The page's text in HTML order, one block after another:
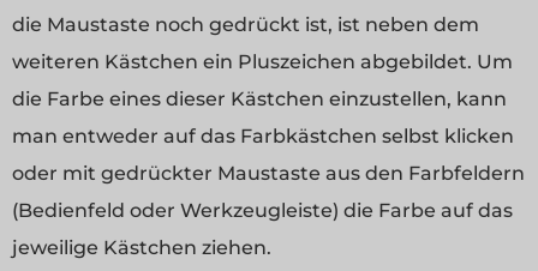
die Maustaste noch gedrückt ist, ist neben dem
weiteren Kästchen ein Pluszeichen abgebildet. Um
die Farbe eines dieser Kästchen einzustellen, kann
man entweder auf das Farbkästchen selbst klicken
oder mit gedrückter Maustaste aus den Farbfeldern
(Bedienfeld oder Werkzeugleiste) die Farbe auf das
jeweilige Kästchen ziehen.